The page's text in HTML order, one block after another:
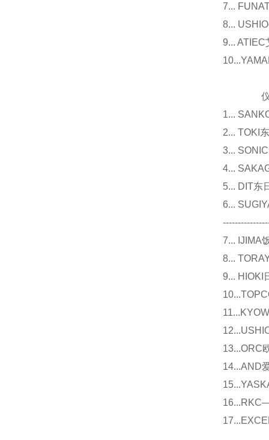
7...
8...
9...
仪器
1...
2... TOKI
3...
4...
5... DIT东
6...
7... IJIMA
8...
9... HIOKI
13...ORC
14...AND